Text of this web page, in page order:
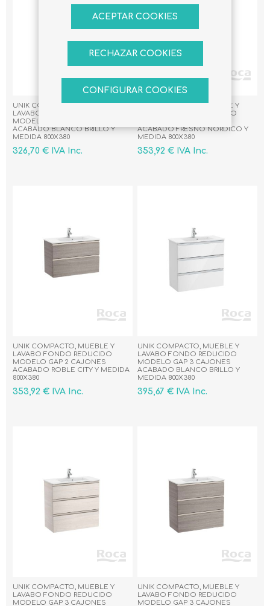
UNIK COMPACTO, MUEBLE Y
LAVABO FONDO REDUCIDO
MODELO GAP 2 CAJONES
ACABADO BLANCO BRILLO Y
MEDIDA 800X380
326,70 € IVA Inc.
UNIK COMPACTO, MUEBLE Y
LAVABO FONDO REDUCIDO
ACABADO FRESNO NORDICO Y
MEDIDA 800X380
353,92 € IVA Inc.
UNIK COMPACTO, MUEBLE Y
LAVABO FONDO REDUCIDO
MODELO GAP 2 CAJONES
ACABADO ROBLE CITY Y MEDIDA
800X380
353,92 € IVA Inc.
UNIK COMPACTO, MUEBLE Y
LAVABO FONDO REDUCIDO
MODELO GAP 3 CAJONES
ACABADO BLANCO BRILLO Y
MEDIDA 800X380
395,67 € IVA Inc.
UNIK COMPACTO, MUEBLE Y
LAVABO FONDO REDUCIDO
MODELO GAP 3 CAJONES
UNIK COMPACTO, MUEBLE Y
LAVABO FONDO REDUCIDO
MODELO GAP 3 CAJONES
ACEPTAR COOKIES
RECHAZAR COOKIES
CONFIGURAR COOKIES